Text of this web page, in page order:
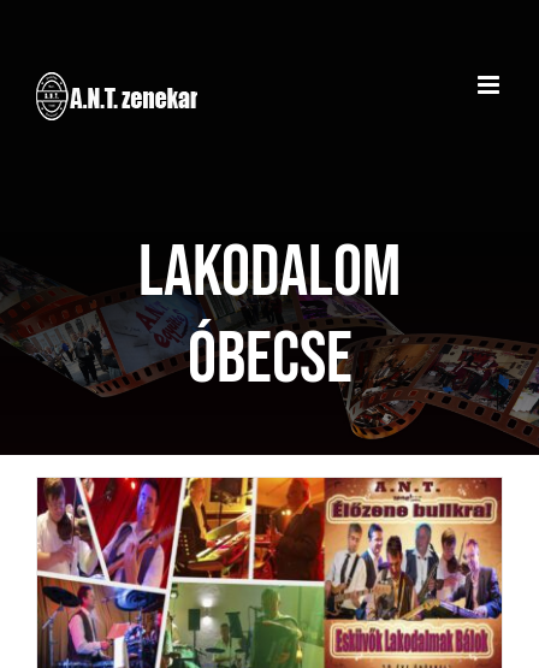
Lakodalom
Óbecse
Lakodalom – Óbecse